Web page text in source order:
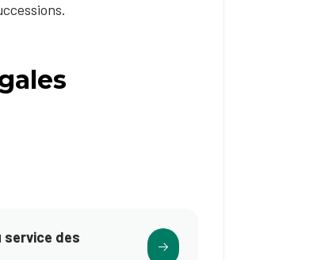
service des